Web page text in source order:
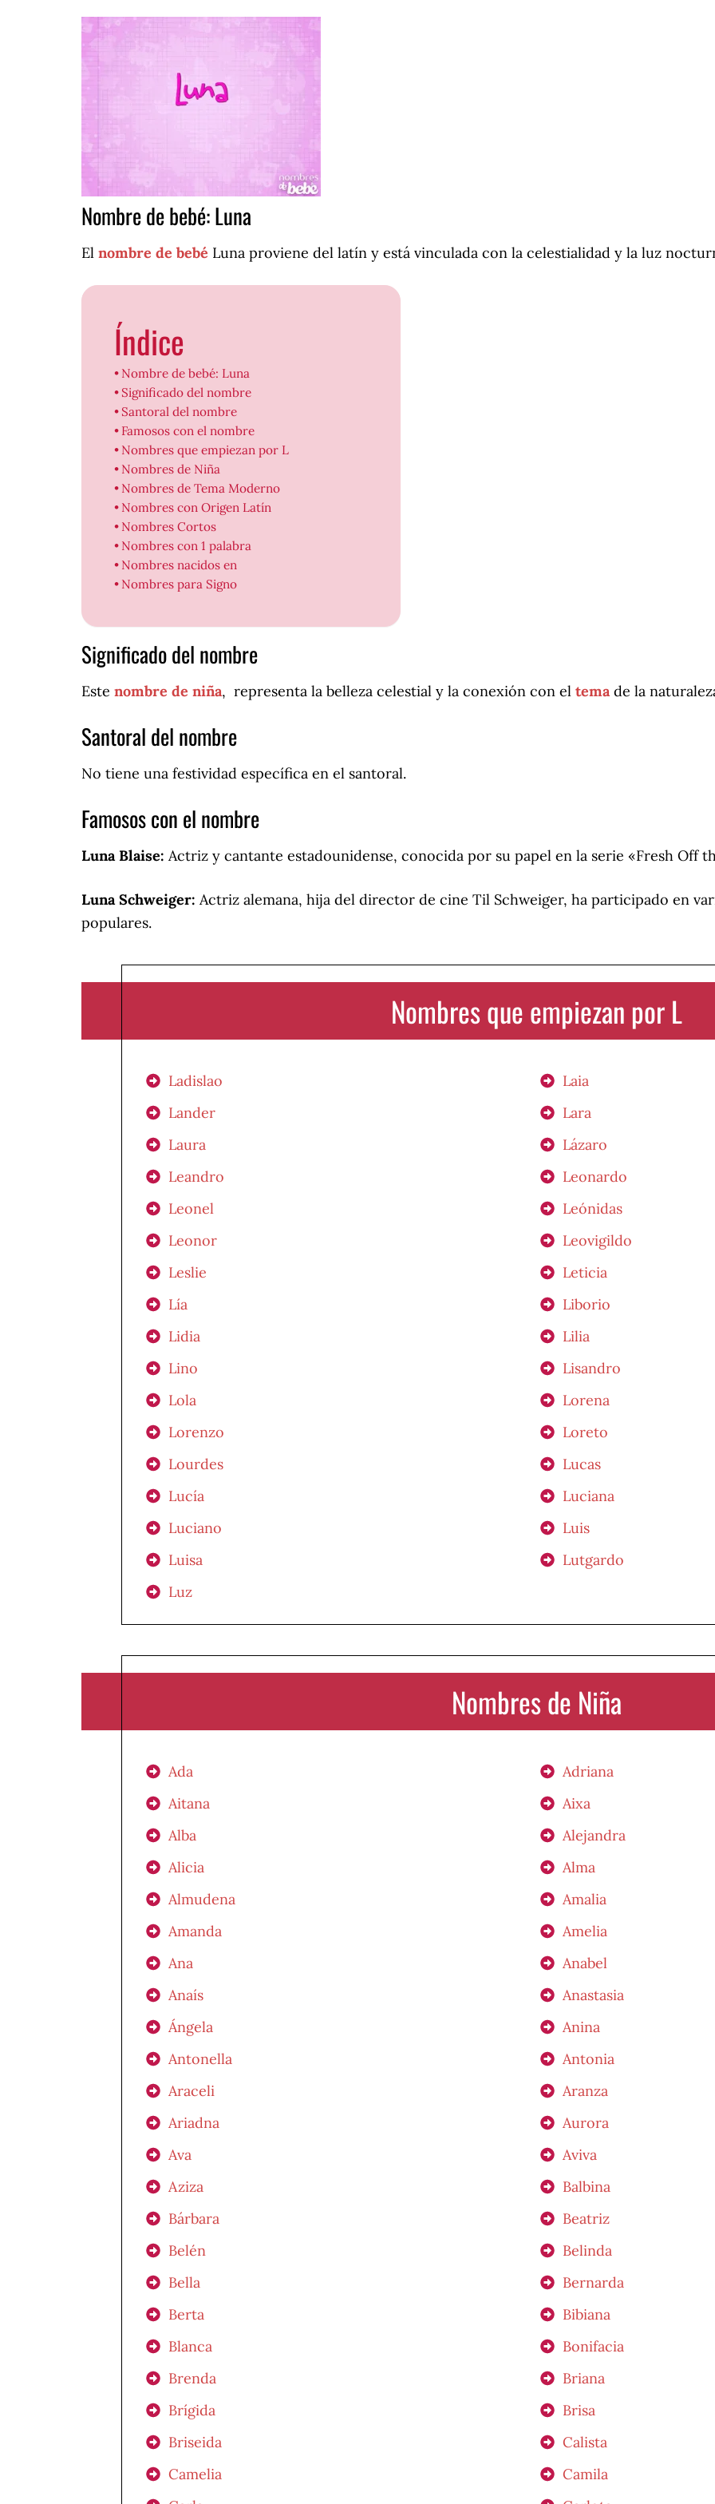
Nombre de bebé: Luna
El nombre de bebé Luna proviene del latín y está vinculada con la celestialidad y la luz
Índice
Nombre de bebé: Luna
Significado del nombre
Santoral del nombre
Famosos con el nombre
Nombres que empiezan por L
Nombres de Niña
Nombres de Tema Moderno
Nombres con Origen Latín
Nombres Cortos
Nombres con 1 palabra
Nombres nacidos en
Nombres para Signo
Significado del nombre
Este nombre de niña, representa la belleza celestial y la conexión con el temade la
Santoral del nombre
No tiene una festividad específica en el santoral.
Famosos con el nombre
Luna Blaise: Actriz y cantante estadounidense, conocida por su papel en la serie «Fresh Off
Luna Schweiger: Actriz alemana, hija del director de cine Til Schweiger, ha participado en
populares.
Nombres que empiezan por L
Ladislao
Laia
Lander
Lara
Laura
Lázaro
Leandro
Leonardo
Leonel
Leónidas
Leonor
Leovigildo
Leslie
Leticia
Lía
Liborio
Lidia
Lilia
Lino
Lisandro
Lola
Lorena
Lorenzo
Loreto
Lourdes
Lucas
Lucía
Luciana
Luciano
Luis
Luisa
Lutgardo
Luz
Nombres de Niña
Ada
Adriana
Aitana
Aixa
Alba
Alejandra
Alicia
Alma
Almudena
Amalia
Amanda
Amelia
Ana
Anabel
Anaís
Anastasia
Ángela
Anina
Antonella
Antonia
Araceli
Aranza
Ariadna
Aurora
Ava
Aviva
Aziza
Balbina
Bárbara
Beatriz
Belén
Belinda
Bella
Bernarda
Berta
Bibiana
Blanca
Bonifacia
Brenda
Briana
Brígida
Brisa
Briseida
Calista
Camelia
Camila